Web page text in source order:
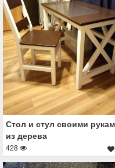
Стол и стул своими
из дерева
428